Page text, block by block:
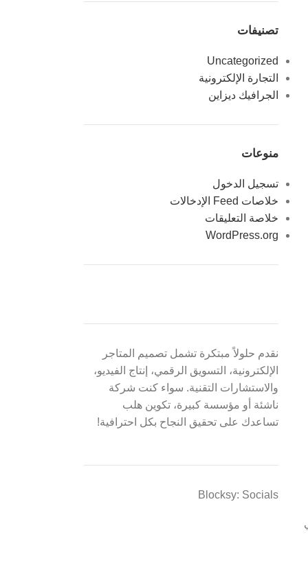
تصنيفات
Uncategorized
التجارة الإلكترونية
الجرافيك ديزاين
منوعات
تسجيل الدخول
خلاصات Feed الإدخالات
خلاصة التعليقات
WordPress.org
نقدم حلولاً مبتكرة تشمل تصميم المتاجر
الإلكترونية، التسويق الرقمي، إنتاج الفيديو،
والاستشارات التقنية. سواء كنت شركة
ناشئة أو مؤسسة كبيرة، تكوين هلب
تساعدك على تحقيق النجاح بكل احترافية!
Blocksy: Socials